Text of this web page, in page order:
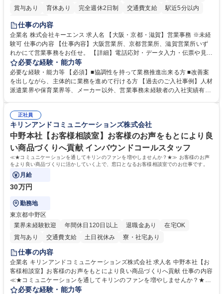
賞与あり
育休あり 完全週休2日制 交通費支給
駅近5分以内
土日祝休み
仕事の内容
企業名 株式会社キーエンス 求人名 【大阪・京都・滋賀】営業事務 ※未経
験可 仕事の内容 【仕事内容】大阪営業所、京都営業所、滋賀営業所いず
れかにて営業事務をお任せ。 【詳細】電話応対・データ入力・伝票や見積
の作成・カタログ送付・来客対応・営業所内で発生する事務業務や業務改
善をお任せ。 【教育制度】ご入社後、育成担当とペアになりながらOJTに
て業務を覚えていただくことが可能です。業務システムがきちんと構築さ
れているため、スムーズに仕事に慣れることができる環境です。また、
募集職種 【大阪・京都・滋賀】営業事務 ※未経験可
必要な経験・能力等
必要な経験・能力等 【必須】■協調性を持って業務推進出来る方 ■改善案
を出しながら、主体的に業務を進めて行ける方 【過去のご入社事例】人材
派遣業界や保育業界等、メーカー以外、営業事務未経験者の入社実績有
えて、お客様や社員の状況に合わせ、能動的なサポート、改善の動きも期
待され。組織を支えるスペシャリストとして、チームに貢献し、結果的に
社員から頼られる存在になることができます。平均19:30の退勤以降の業
務の持ち帰りも禁止されており、メリハリのある働き方となります。 学
歴・資格 学歴：大学院 大学 高専 短大 語学力： 資格：
正社員
キリンアンドコミュニケーションズ株式会社
中野本社【お客様相談室】お客様のお声をもとにより良
い商品づくりへ貢献 インバウンドコールスタッフ
≪★コミュニケーションを通してキリンのファンを増やしませんか？★≫ お客様のお声
をより良い商品づくりに活かしていく上で、窓口となるお客様相談室でのお仕事です。
月給
30万円
勤務地
東京都中野区
業界未経験歓迎
年間休日120日以上 退職金あり
在宅OK
賞与あり
交通費支給 土日祝休み 寮・社宅あり
仕事の内容
企業名 キリンアンドコミュニケーションズ株式会社 求人名 中野本社【お
客様相談室】お客様のお声をもとにより良い商品づくりへ貢献 仕事の内容
≪★コミュニケーションを通してキリンのファンを増やしませんか？★≫
お客様のお声をより良い商品づくりに活かしていく上で、窓口となるお客
必要な経験・能力等